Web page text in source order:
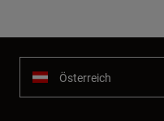
Österreich